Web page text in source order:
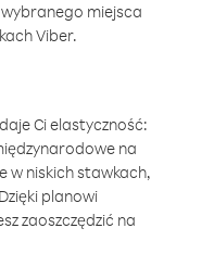
miejsca
Viber.
Ci elastyczność:
na
w niskich stawkach,
planowi
zaoszczędzić na